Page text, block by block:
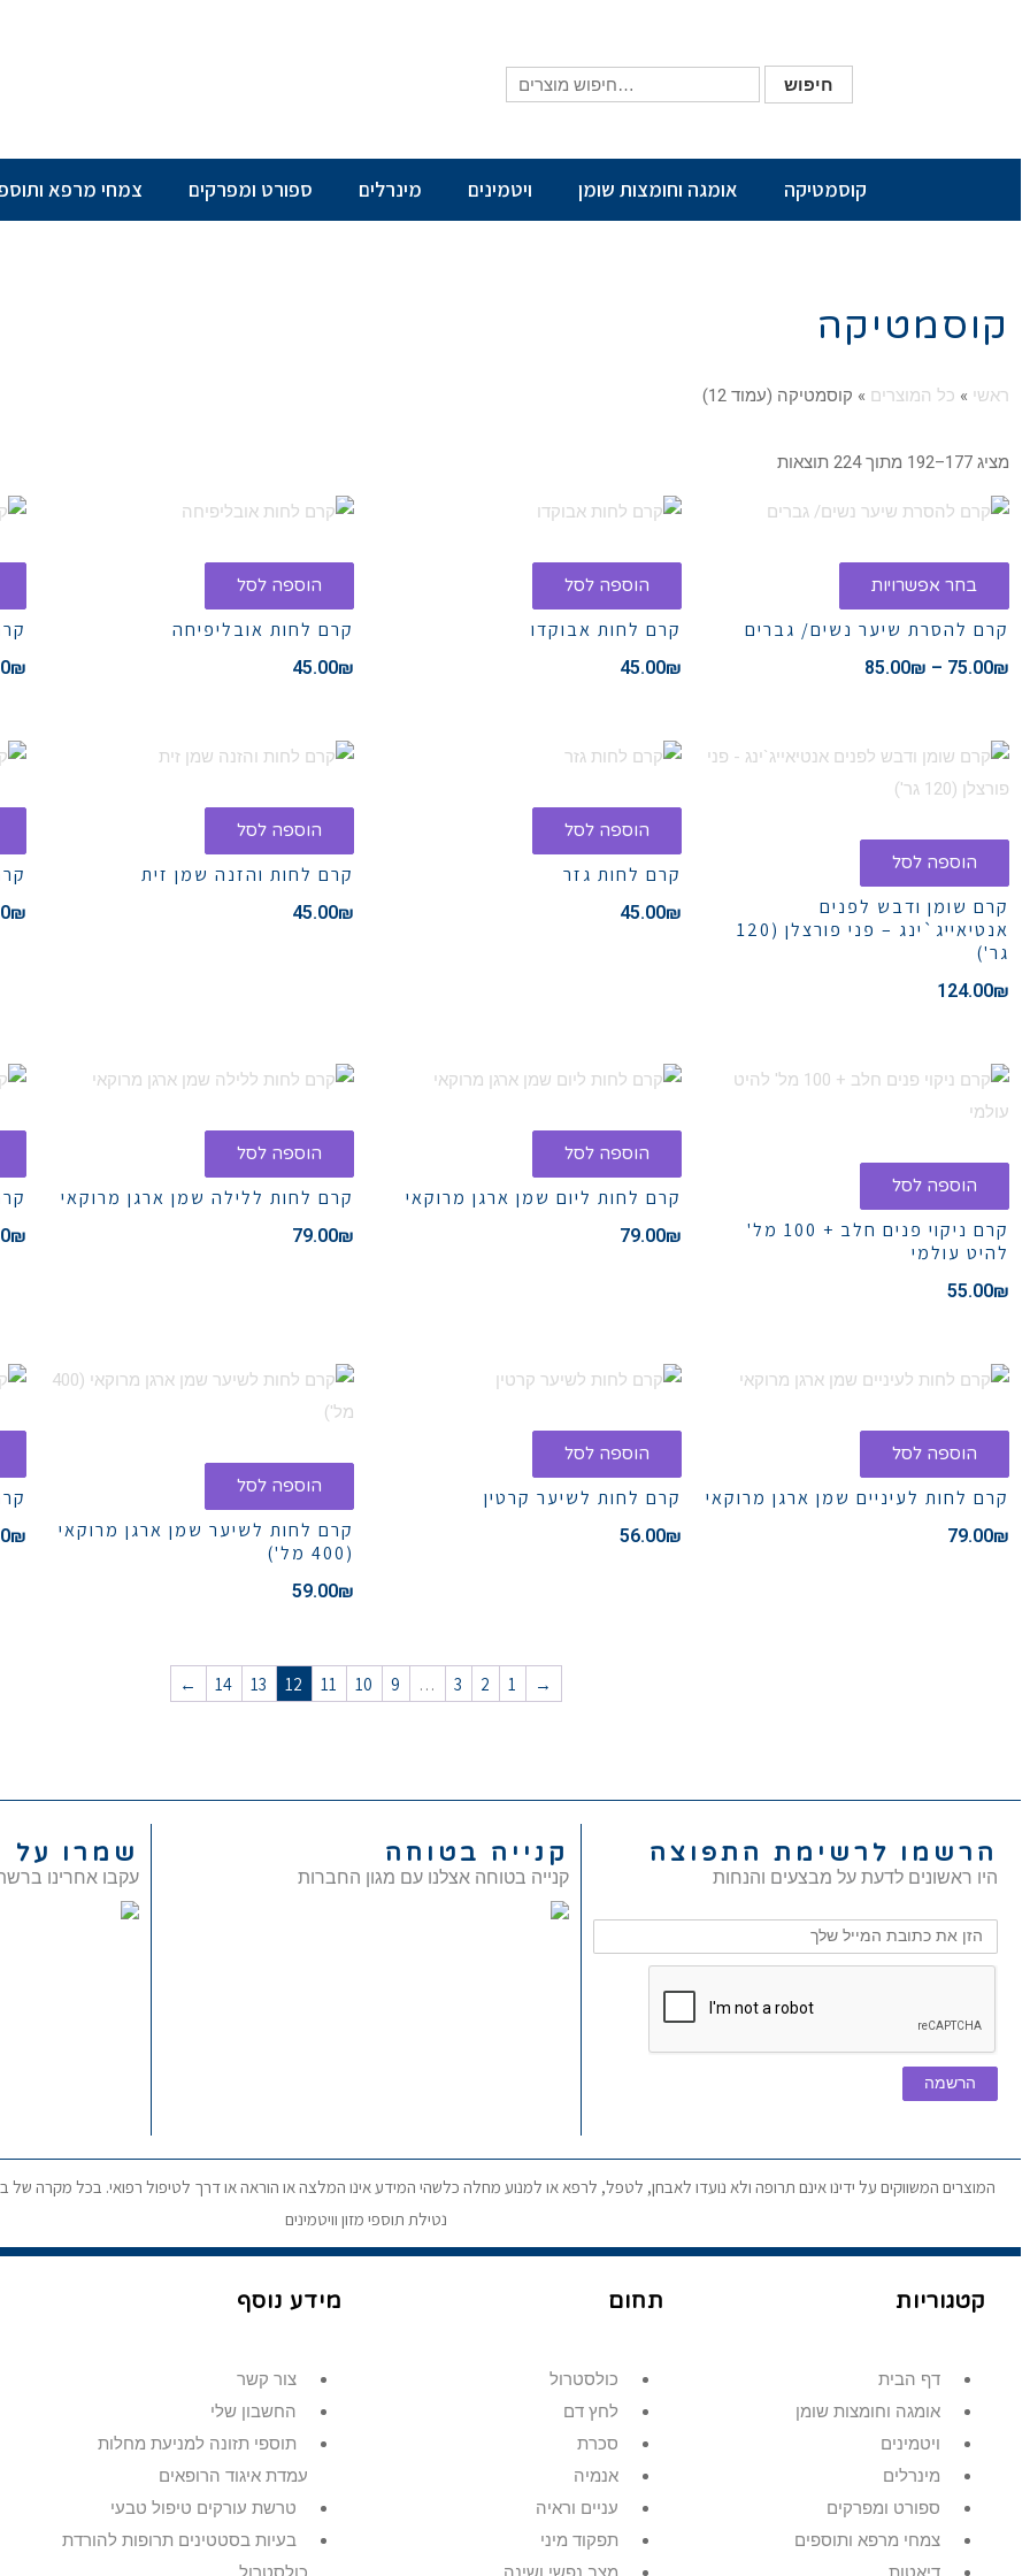
חיפוש
קוסמטיקה אומגה וחומצות שומן ויטמינים מינרלים ספורט ומפרקים צמחי מרפא
קוסמטיקה
ראשי » כל המוצרים » קוסמטיקה (עמוד 12)
מציג 177–192 מתוך 224 תוצאות
בחר אפשרויות
קרם להסרת שיער נשים/ גברים
75.00₪
–
85.00₪
הוספה לסל
קרם לחות אבוקדו
45.00₪
הוספה לסל
קרם לחות אובליפיחה
45.00₪
₪
הוספה לסל
קרם שומן ודבש לפנים
אנטיאייג`ינג – פני פורצלן (120
גר')
124.00₪
הוספה לסל
קרם לחות גזר
45.00₪
הוספה לסל
קרם לחות והזנה שמן זית
45.00₪
₪
הוספה לסל
קרם ניקוי פנים חלב + 100 מל'
להיט עולמי
55.00₪
הוספה לסל
קרם לחות ליום שמן ארגן מרוקאי
79.00₪
הוספה לסל
קרם לחות ללילה שמן ארגן מרוקאי
79.00₪
₪
הוספה לסל
קרם לחות לעיניים שמן ארגן מרוקאי
79.00₪
הוספה לסל
קרם לחות לשיער קרטין
56.00₪
הוספה לסל
קרם לחות לשיער שמן ארגן מרוקאי
(400 מל')
59.00₪
₪
→
1
2
3
…
9
10
11
12
13
14
←
הרשמו לרשימת התפוצה
היו ראשונים לדעת על מבצעים והנחות
הרשמה
קנייה בטוחה
קנייה בטוחה אצלנו עם מגון החברות
שמרו על
עקבו אחרינו
המוצרים המשווקים על ידינו אינם תרופה ולא נועדו לאבחן, לטפל, לרפא או למנוע מחלה כלשהי המידע אינו המלצה או הוראה או דרך לטיפול רפואי. בכל מקרה של
נטילת תוספי מזון וויטמינים
קטגוריות
דף הבית
אומגה וחומצות שומן
ויטמינים
מינרלים
ספורט ומפרקים
צמחי מרפא ותוספים
תחום
כולסטרול
לחץ דם
סכרת
אנמיה
עניים וראיה
תפקוד מיני
מידע נוסף
צור קשר
החשבון שלי
תוספי תזונה למניעת מחלות
עמדת איגוד הרופאים
טרשת עורקים טיפול טבעי
בעיות בסטטינים תרופות להורדת